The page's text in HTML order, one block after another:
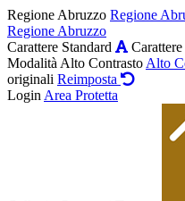
Regione Abruzzo Regione
Regione Abruzzo
Carattere Standard
Modalità Alto Contrasto Alto
originali Reimposta
Login Area Protetta